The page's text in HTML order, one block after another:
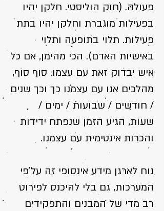
פעולה. (חוק הוליסטי. חלקן יהיו
בפעילות מוגברת וחלקן יהיו בתת
פעילות. תלוי בתופעה ותלוי
באישיות האדם). הכי מהימן, אם כל
איש יבדוק זאת עם עצמו. סוף סוף,
מהלכים אנו עם עצמנו כך וכך שנים
/ חודשים / שבועות / ימים /
שﬠות, הגיע הזמן שנפתח ידידות
והכרות אינטימית עם עצמנו.
נוח לארגן מידע אינסופי זה על׳פי
המערכות, גם בלי להיכנס לפירוט
רב מדי של המבנים והתפקידים